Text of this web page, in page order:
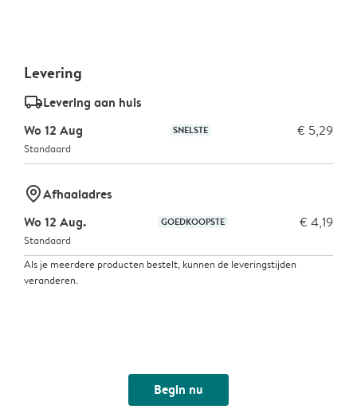
Levering
delivery_standard_v2Levering aan huis
Wo 12 Aug
SNELSTE € 5,29
Standaard
marker-pinAfhaaladres
Wo 12 Aug.
GOEDKOOPSTE € 4,19
Standaard
Als je meerdere producten bestelt, kunnen de leveringstijden
veranderen.
Begin nu